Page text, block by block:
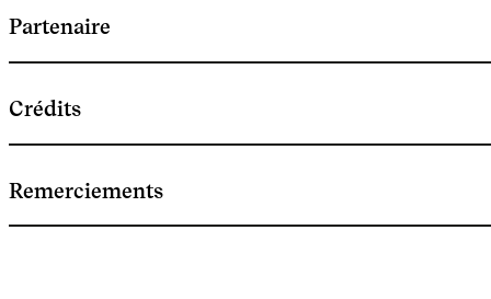
Partenaire
Crédits
Remerciements